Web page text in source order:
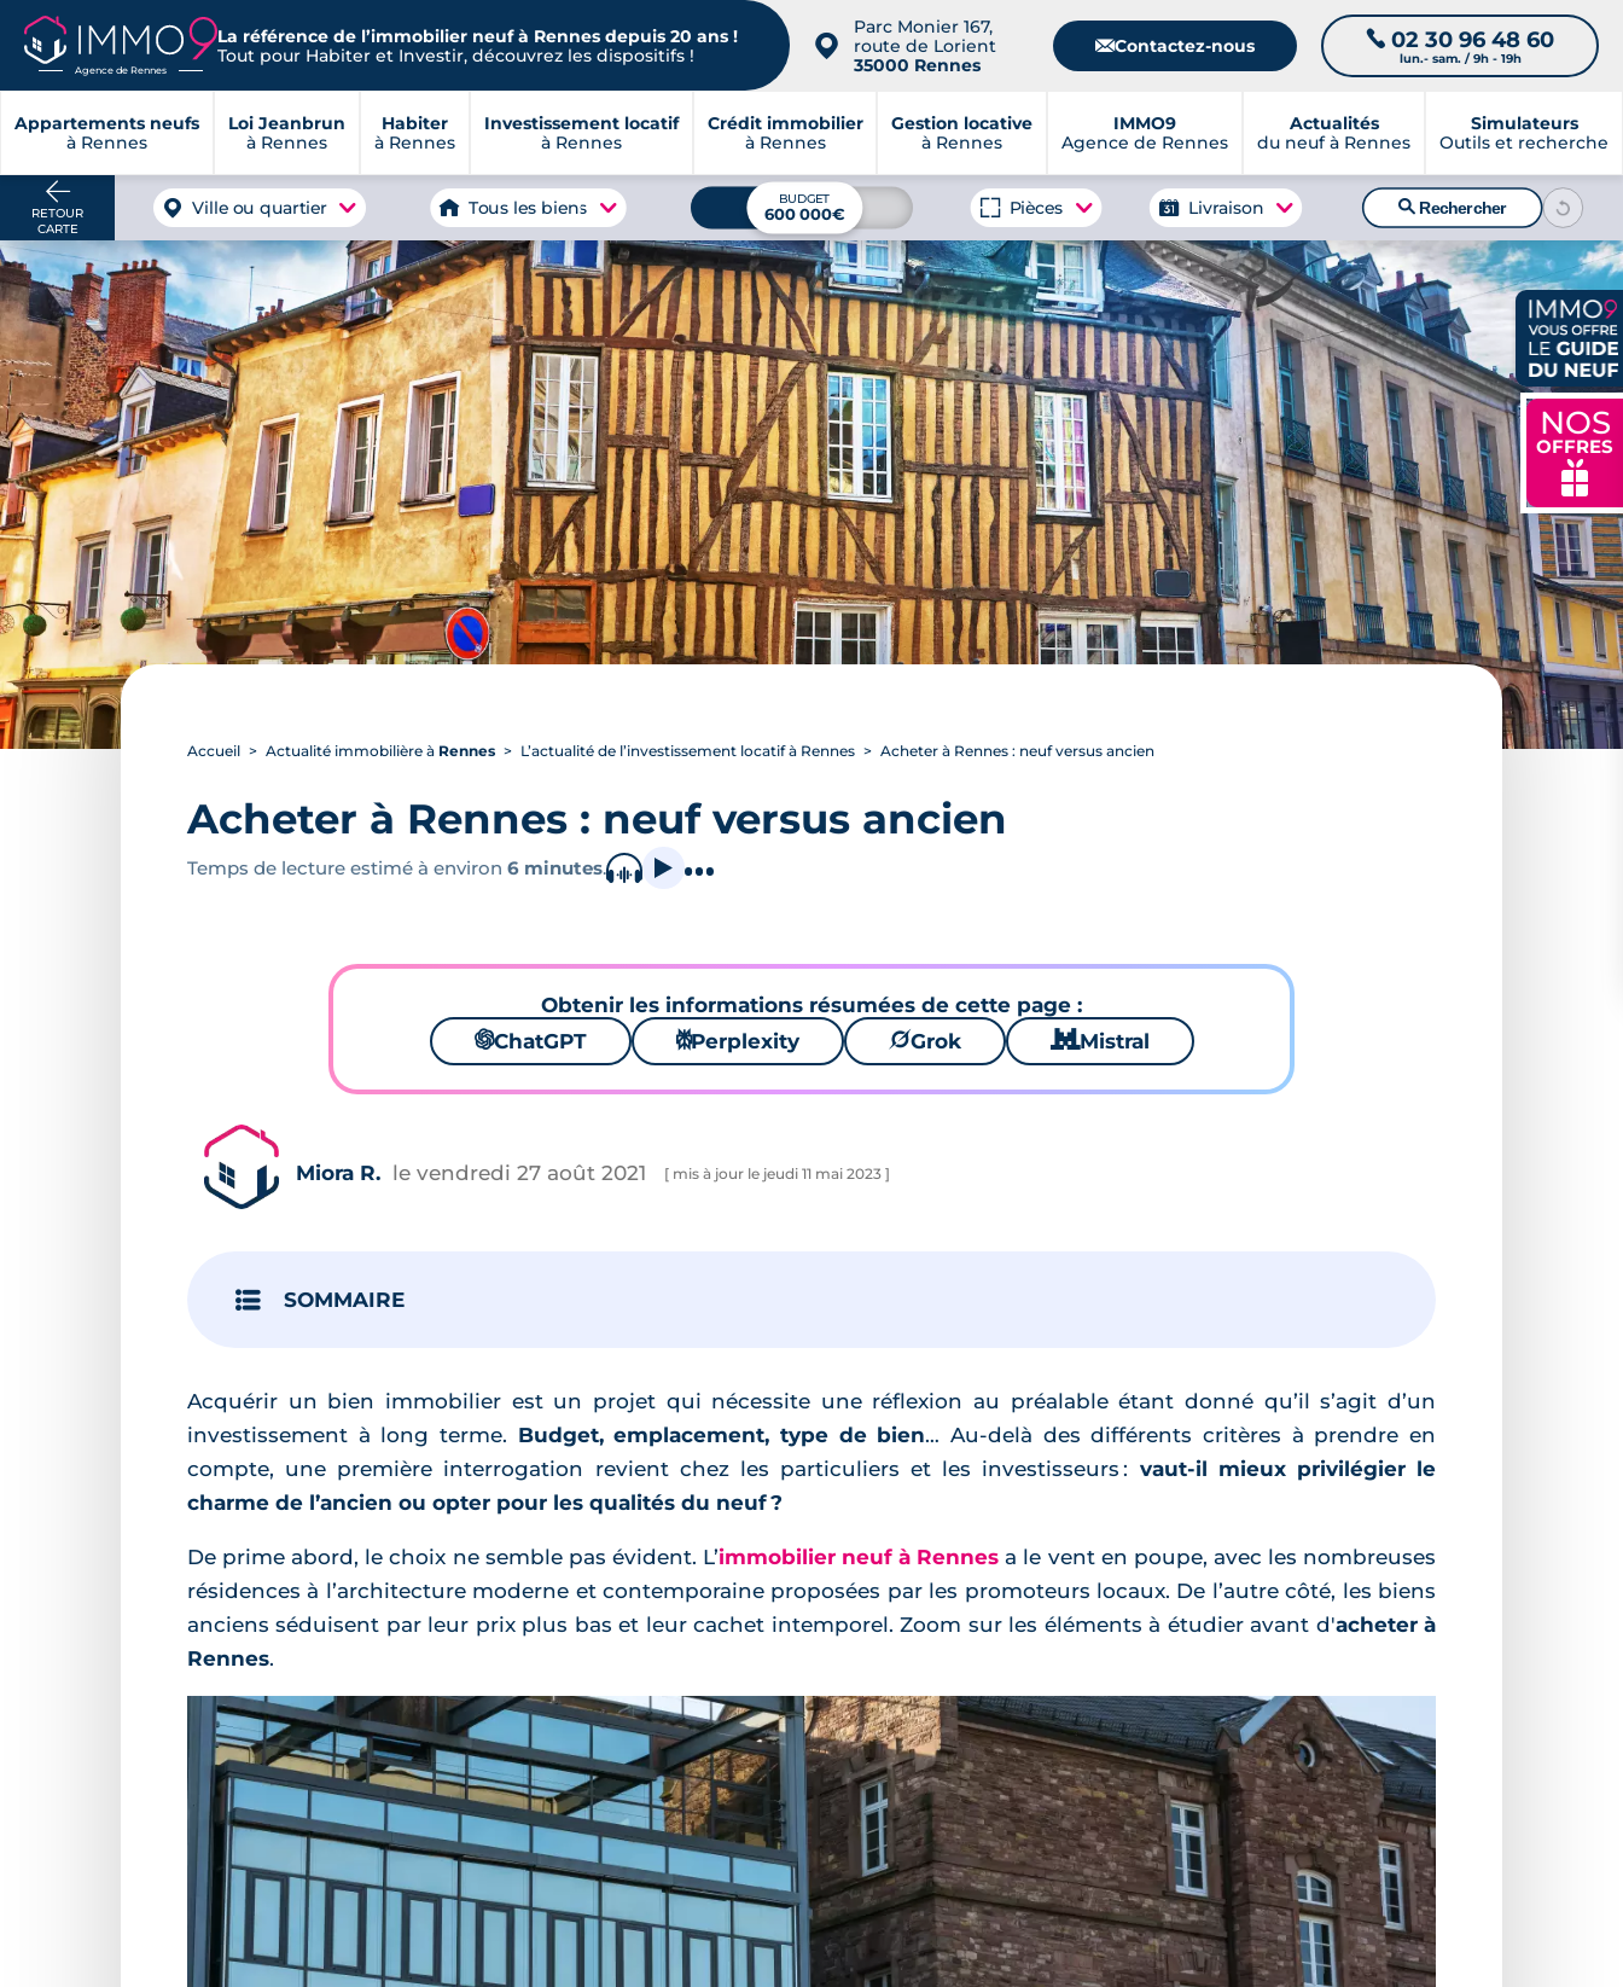
Agence de Rennes
La référence de l’immobilier neuf à Rennes depuis 20 ans !
Tout pour Habiter et Investir, découvrez les dispositifs !
📍
Parc Monier 167,
route de Lorient
35000 Rennes
📧Contactez-nous 📞 02 30 96 48 60
lun.- sam. / 9h - 19h
Appartements neufs
à Rennes
Loi Jeanbrun
à Rennes
Habiter
à Rennes
Investissement locatif
à Rennes
Crédit immobilier
à Rennes
Gestion locative
à Rennes
IMMO9
Agence de Rennes
Actualités
du neuf à Rennes
Simulateurs
Outils et recherche
NOS
OFFRES
🎁
RETOUR
CARTE
Ville ou quartier Tous les biens BUDGET
600 000€ Pièces Livraison 🔍Rechercher
Accueil Actualité immobilière à Rennes L’actualité de l’investissement locatif à Rennes Acheter à Rennes : neuf versus ancien
Acheter à Rennes : neuf versus ancien
Temps de lecture estimé à environ 6 minutes.
Obtenir les informations résumées de cette page :
🌌ChatGPT ⚙Perplexity 🪐Grok 🐱 Mistral
Miora R. le vendredi 27 août 2021 [ mis à jour le jeudi 11 mai 2023 ]
SOMMAIRE
Acquérir un bien immobilier est un projet qui nécessite une réflexion au préalable étant donné qu’il s’agit d’un
investissement à long terme. Budget, emplacement, type de bien… Au-delà des différents critères à prendre en
compte, une première interrogation revient chez les particuliers et les investisseurs : vaut-il mieux privilégier le
charme de l’ancien ou opter pour les qualités du neuf ?
De prime abord, le choix ne semble pas évident. L’immobilier neuf à Rennes a le vent en poupe, avec les nombreuses
résidences à l’architecture moderne et contemporaine proposées par les promoteurs locaux. De l’autre côté, les biens
anciens séduisent par leur prix plus bas et leur cachet intemporel. Zoom sur les éléments à étudier avant d'acheter à
Rennes.